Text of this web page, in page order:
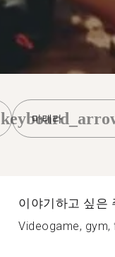
마테라
이야기하고 싶은
Videogame,